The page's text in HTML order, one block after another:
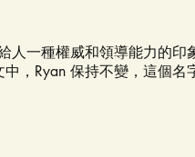
人一種權威和領導能力的印
，Ryan 保持不變，這個名